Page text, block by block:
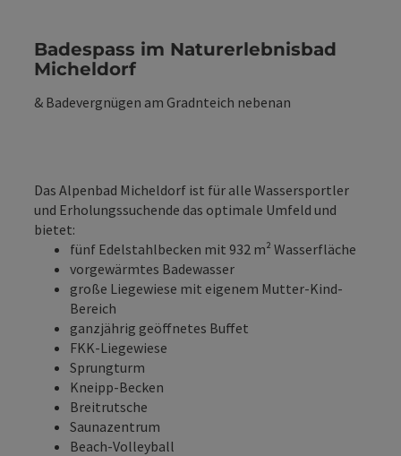
Badespass im Naturerlebnisbad
Micheldorf
& Badevergnügen am Gradnteich nebenan
Das Alpenbad Micheldorf ist für alle Wassersportler
und Erholungssuchende das optimale Umfeld und
bietet:
fünf Edelstahlbecken mit 932 m² Wasserfläche
vorgewärmtes Badewasser
große Liegewiese mit eigenem Mutter-Kind-
Bereich
ganzjährig geöffnetes Buffet
FKK-Liegewiese
Sprungturm
Kneipp-Becken
Breitrutsche
Saunazentrum
Beach-Volleyball